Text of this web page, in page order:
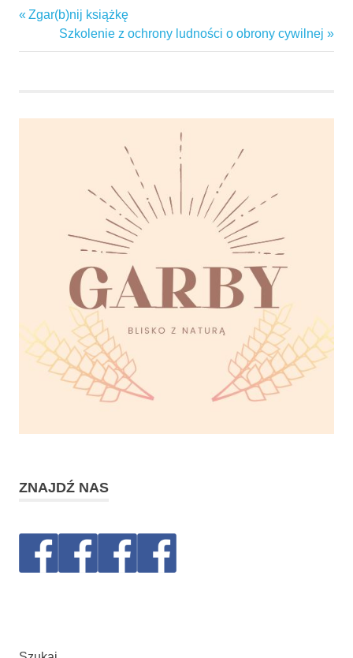
dożynki
garbaby
garby
Nawigacja
wpisu
Previous
Zgar(b)nij książkę
Next
Post:
Szkolenie z ochrony ludności o obrony cywilnej
ZNAJDŹ NAS